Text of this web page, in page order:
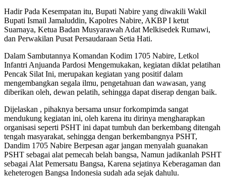
Hadir Pada Kesempatan itu, Bupati Nabire yang diwakili Wakil
Bupati Ismail Jamaluddin, Kapolres Nabire, AKBP I ketut
Suarnaya, Ketua Badan Musyarawah Adat Melkisedek Rumawi,
dan Perwakilan Pusat Persaudaraan Setia Hati.
Dalam Sambutannya Komandan Kodim 1705 Nabire, Letkol
Infantri Anjuanda Pardosi Mengemukakan, kegiatan diklat pelatihan
Pencak Silat Ini, merupakan kegiatan yang positif dalam
mengembangkan segala ilmu, pengetahuan dan wawasan, yang
diberikan oleh, dewan pelatih, sehingga dapat diserap dengan baik.
Dijelaskan , pihaknya bersama unsur forkompimda sangat
mendukung kegiatan ini, oleh karena itu dirinya mengharapkan
organisasi seperti PSHT ini dapat tumbuh dan berkembang ditengah
tengah masyarakat, sehingga dengan berkembangnya PSHT,
Dandim 1705 Nabire Berpesan agar jangan menyalah guanakan
PSHT sebagai alat pemecah belah bangsa, Namun jadikanlah PSHT
sebagai Alat Pemersatu Bangsa, Karena sejatinya Keberagaman dan
keheterogen Bangsa Indonesia sudah ada sejak dahulu.